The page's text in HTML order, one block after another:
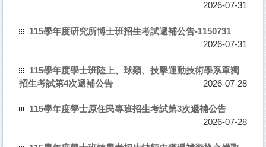
2026-07-31
115學年度研究所博士班招生考試遞補公告-1150731
2026-07-31
115學年度學士班陸上、球類、技擊運動技術學系單獨
招生考試第4次遞補公告
2026-07-28
115學年度學士原住民專班招生考試第3次遞補公告
2026-07-28